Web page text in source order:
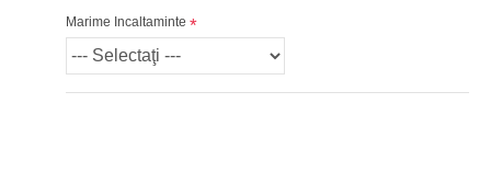
Marime Incaltaminte